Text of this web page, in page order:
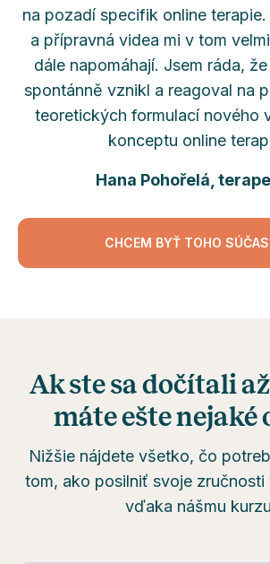
na pozadí specifik online
a přípravná videa mi v tom
dále napomáhají. Jsem ráda,
spontánně vznikl a reagoval na
teoretických formulací nového
konceptu online
Hana Pohořelá,
CHCEM BYŤ TOHO
Ak ste sa dočítali
máte ešte nejaké
Nižšie nájdete všetko, čo
tom, ako posilniť svoje zručnosti
vďaka nášmu